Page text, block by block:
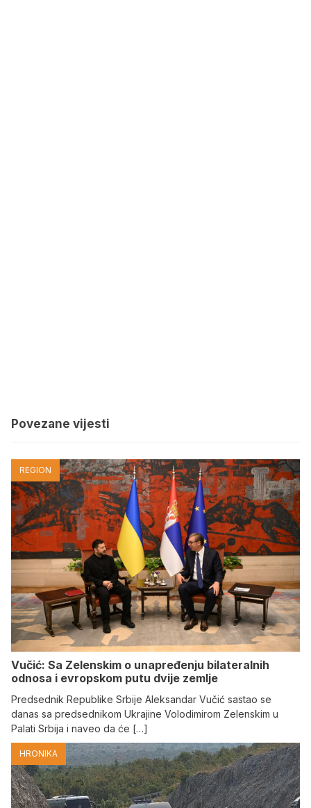
Povezane vijesti
REGION
Vučić: Sa Zelenskim o unapređenju bilateralnih
odnosa i evropskom putu dvije zemlje
Predsednik Republike Srbije Aleksandar Vučić sastao se
danas sa predsednikom Ukrajine Volodimirom Zelenskim u
Palati Srbija i naveo da će […]
HRONIKA